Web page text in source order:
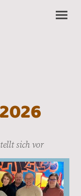
sich vor